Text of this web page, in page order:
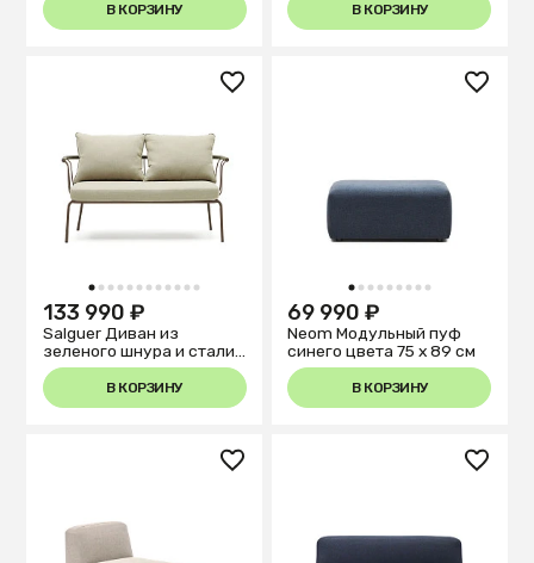
В КОРЗИНУ В КОРЗИНУ
1 2 3 4 5 6 7 8 9 101112
133 990 ₽
Salguer Диван из
зеленого шнура и стали
с коричневой окраской
134 см
В КОРЗИНУ
1 2 3 4 5 6 7 8 9
69 990 ₽
Neom Модульный пуф
синего цвета 75 x 89 см
В КОРЗИНУ